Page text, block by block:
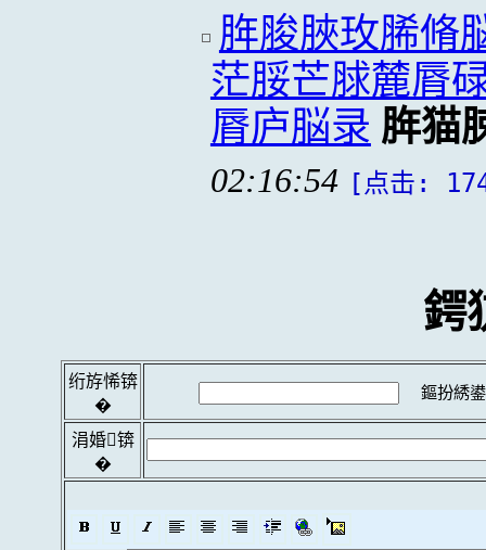
脌脧脥玫脪脩
茫脮芒脙麓脣
脣庐脳录 脌猫
02:16:54 [点击:
鍔
绗斿悕锛
�
鏂扮綉
涓婚锛
�